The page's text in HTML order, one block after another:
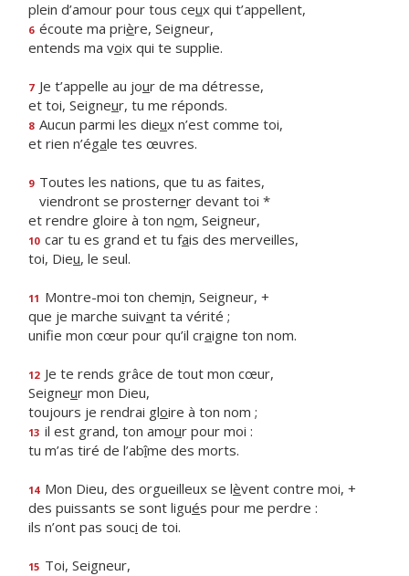
plein d’amour pour tous ceux qui t’appellent,
6 écoute ma prière, Seigneur,
entends ma voix qui te supplie.
7 Je t’appelle au jour de ma détresse,
et toi, Seigneur, tu me réponds.
8 Aucun parmi les dieux n’est comme toi,
et rien n’égale tes œuvres.
9 Toutes les nations, que tu as faites,
viendront se prosterner devant toi *
et rendre gloire à ton nom, Seigneur,
10 car tu es grand et tu fais des merveilles,
toi, Dieu, le seul.
11 Montre-moi ton chemin, Seigneur, +
que je marche suivant ta vérité ;
unifie mon cœur pour qu’il craigne ton nom.
12 Je te rends grâce de tout mon cœur,
Seigneur mon Dieu,
toujours je rendrai gloire à ton nom ;
13 il est grand, ton amour pour moi :
tu m’as tiré de l’abîme des morts.
14 Mon Dieu, des orgueilleux se lèvent contre moi, +
des puissants se sont ligués pour me perdre :
ils n’ont pas souci de toi.
15 Toi, Seigneur,